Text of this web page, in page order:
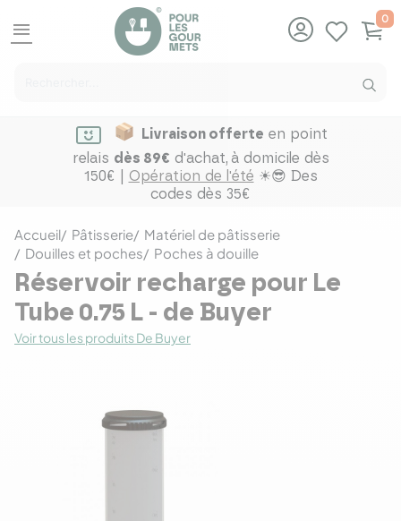
menu
0
Livraison offerte en point
relais dès 89€ d'achat, à domicile dès
150€ | Opération de l'été ☀😎 Des
codes dès 35€
Accueil Pâtisserie
Matériel de pâtisserie
Douilles et poches
Poches à douille
Réservoir recharge pour Le
Tube 0.75 L - de Buyer
Voir tous les produits De Buyer